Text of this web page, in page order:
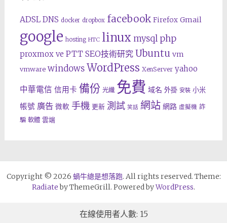
ADSL DNS docker dropbox facebook Firefox Gmail
google hosting HTC linux mysql php
proxmox ve PTT SEO技術研究 Ubuntu vm
vmware windows WordPress XenServer yahoo
中華電信 信用卡 備份 光纖 免費 域名 外掛 安裝 小米
帳號 廣告 微軟 手機 更新 測試 笑話 網站 網路 虛擬機 詐
騙 軟體 雲端
Copyright © 2026 蝸牛總是想落跑. All rights reserved. Theme:
Radiateby ThemeGrill. Powered byWordPress.
在線使用者人數: 15